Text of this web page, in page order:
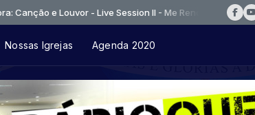
e Louvor - Live Session II - Me Rendo aos Teus pés
Nossas Igrejas Agenda 2020